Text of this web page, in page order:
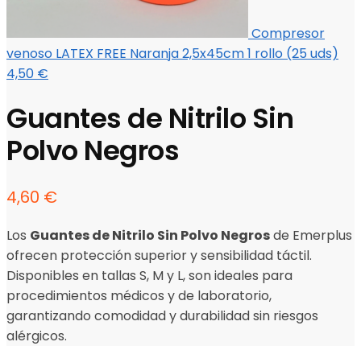
Compresor
venoso LATEX FREE Naranja 2,5x45cm 1 rollo (25 uds)
4,50 €
Guantes de Nitrilo Sin
Polvo Negros
4,60 €
Los Guantes de Nitrilo Sin Polvo Negrosde Emerplus
ofrecen protección superior y sensibilidad táctil.
Disponibles en tallas S, M y L, son ideales para
procedimientos médicos y de laboratorio,
garantizando comodidad y durabilidad sin riesgos
alérgicos.